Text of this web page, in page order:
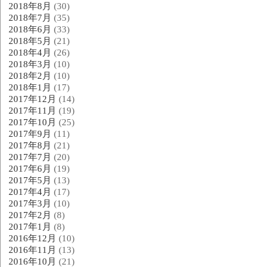
2018年8月 (30)
2018年7月 (35)
2018年6月 (33)
2018年5月 (21)
2018年4月 (26)
2018年3月 (10)
2018年2月 (10)
2018年1月 (17)
2017年12月 (14)
2017年11月 (19)
2017年10月 (25)
2017年9月 (11)
2017年8月 (21)
2017年7月 (20)
2017年6月 (19)
2017年5月 (13)
2017年4月 (17)
2017年3月 (10)
2017年2月 (8)
2017年1月 (8)
2016年12月 (10)
2016年11月 (13)
2016年10月 (21)